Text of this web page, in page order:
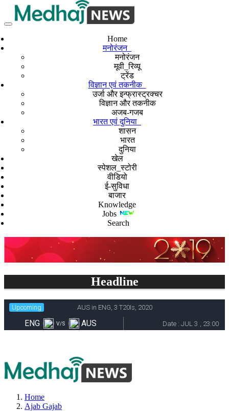
Home
मनोरंजन
मनोरंजन
मूवी_रिव्यू
ट्रेंड
विज्ञान एवं तकनीक
उर्जा और इन्फ्रास्ट्रक्चर
विज्ञान और तकनीक
अजब-गजब
भारत एवं दुनिया
शासन
भारत
दुनिया
खेल
स्पेशल_स्टोरी
वीडियो
ई-सुविधा
बाजार
Knowledge
Jobs
Search
Headline
Home
Ajab Gajab